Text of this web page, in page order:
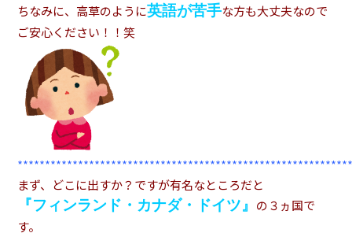
ちなみに、高草のように英語が苦手な方も大丈夫なので
ご安心ください！！笑
まず、どこに出すか？ですが有名なところだと
『フィンランド・カナダ・ドイツ』 の３ヵ国で
す。